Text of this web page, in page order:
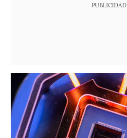
PUBLICIDAD